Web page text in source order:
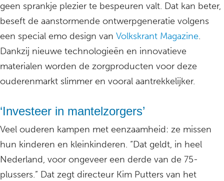
geen sprankje plezier te bespeuren valt. Dat kan beter,
beseft de aanstormende ontwerpgeneratie volgens
een special emo design van Volkskrant Magazine.
Dankzij nieuwe technologieën en innovatieve
materialen worden de zorgproducten voor deze
ouderenmarkt slimmer en vooral aantrekkelijker.
‘Investeer in mantelzorgers’
Veel ouderen kampen met eenzaamheid: ze missen
hun kinderen en kleinkinderen. “Dat geldt, in heel
Nederland, voor ongeveer een derde van de 75-
plussers.” Dat zegt directeur Kim Putters van het